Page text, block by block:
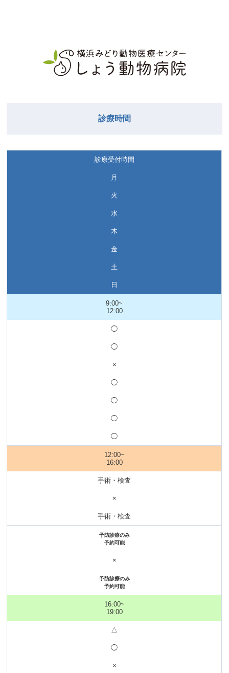
診療時間
診療受付時間
月
火
水
木
金
土
日
9:00~
12:00
◯
◯
×
◯
◯
◯
◯
12:00~
16:00
手術・検査
×
手術・検査
予防診療のみ
予約可能
×
予防診療のみ
予約可能
16:00~
19:00
△
◯
×